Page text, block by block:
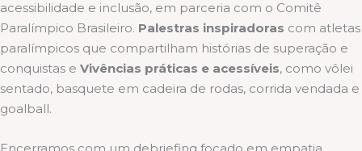
acessibilidade e inclusão, em parceria com o Comitê
Paralímpico Brasileiro. Palestras inspiradoras com atletas
paralímpicos que compartilham histórias de superação e
conquistas e Vivências práticas e acessíveis, como vôlei
sentado, basquete em cadeira de rodas, corrida vendada e
goalball.